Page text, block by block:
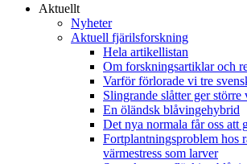
Aktuellt
Nyheter
Aktuell fjärilsforskning
Hela artikellistan
Om forskningsartiklar och
Varför förlorade vi tre
Slingrande slåtter ger större
En öländsk blåvingehybrid
Det nya normala får oss att
Fortplantningsproblem hos
värmestress som larver